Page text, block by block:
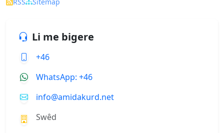
Li me bigere
+46
WhatsApp: +46
info@amidakurd.net
Swêd